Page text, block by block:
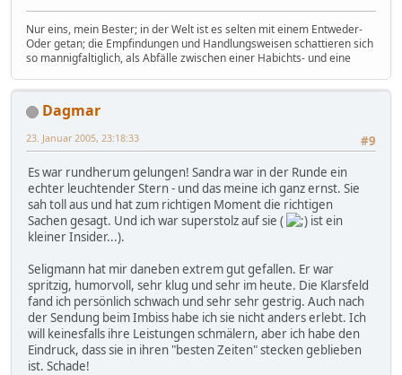
Nur eins, mein Bester; in der Welt ist es selten mit einem Entweder-
Oder getan; die Empfindungen und Handlungsweisen schattieren sich
so mannigfaltiglich, als Abfälle zwischen einer Habichts- und eine
Dagmar
#9
23. Januar 2005, 23:18:33
Es war rundherum gelungen! Sandra war in der Runde ein
echter leuchtender Stern - und das meine ich ganz ernst. Sie
sah toll aus und hat zum richtigen Moment die richtigen
Sachen gesagt. Und ich war superstolz auf sie (
ist ein
kleiner Insider...).
Seligmann hat mir daneben extrem gut gefallen. Er war
spritzig, humorvoll, sehr klug und sehr im heute. Die Klarsfeld
fand ich persönlich schwach und sehr sehr gestrig. Auch nach
der Sendung beim Imbiss habe ich sie nicht anders erlebt. Ich
will keinesfalls ihre Leistungen schmälern, aber ich habe den
Eindruck, dass sie in ihren "besten Zeiten" stecken geblieben
ist. Schade!